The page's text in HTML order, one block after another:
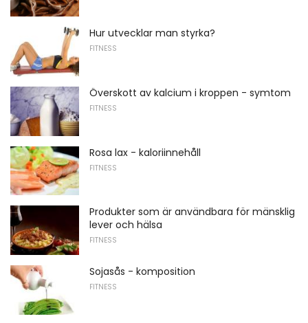
Hur utvecklar man styrka?
FITNESS
Överskott av kalcium i kroppen - symtom
FITNESS
Rosa lax - kaloriinnehåll
FITNESS
Produkter som är användbara för mänsklig
lever och hälsa
FITNESS
Sojasås - komposition
FITNESS